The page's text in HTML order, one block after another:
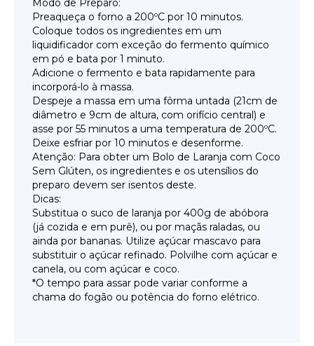
Modo de Preparo:
Preaqueça o forno a 200ºC por 10 minutos.
Coloque todos os ingredientes em um
liquidificador com exceção do fermento químico
em pó e bata por 1 minuto.
Adicione o fermento e bata rapidamente para
incorporá-lo à massa.
Despeje a massa em uma fôrma untada (21cm de
diâmetro e 9cm de altura, com orifício central) e
asse por 55 minutos a uma temperatura de 200ºC.
Deixe esfriar por 10 minutos e desenforme.
Atenção: Para obter um Bolo de Laranja com Coco
Sem Glúten, os ingredientes e os utensílios do
preparo devem ser isentos deste.
Dicas:
Substitua o suco de laranja por 400g de abóbora
(já cozida e em purê), ou por maçãs raladas, ou
ainda por bananas. Utilize açúcar mascavo para
substituir o açúcar refinado. Polvilhe com açúcar e
canela, ou com açúcar e coco.
*O tempo para assar pode variar conforme a
chama do fogão ou potência do forno elétrico.